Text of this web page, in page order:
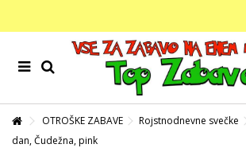
OTROŠKE ZABAVE Rojstnodnevne svečke
dan, Čudežna, pink